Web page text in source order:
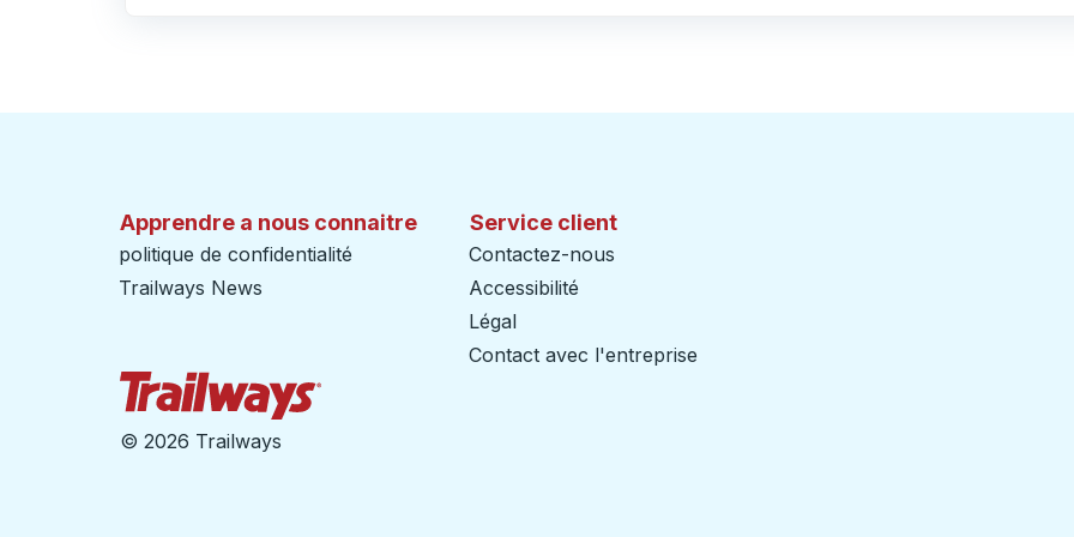
Cliquez pour changer vos sélections d'origine et de destination
Apprendre a nous connaitre
politique de confidentialité
Trailways News
Service client
Contactez-nous
Accessibilité
Légal
Contact avec l'entreprise
© 2026 Trailways